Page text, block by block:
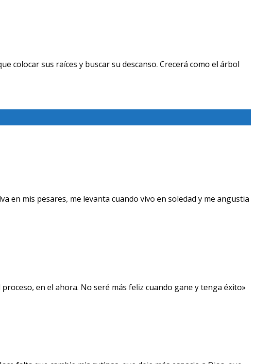
colocar sus raíces y buscar su descanso. Crecerá como el árbol
en mis pesares, me levanta cuando vivo en soledad y me angustia
en el ahora. No seré más feliz cuando gane y tenga éxito»